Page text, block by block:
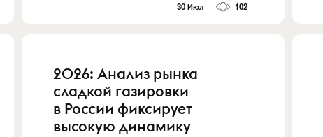
30 Июл 102
2026: Анализ рынка
сладкой газировки
в России фиксирует
высокую динамику